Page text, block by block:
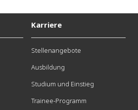
Karriere
Stellenangebote
Ausbildung
Studium und Einstieg
Trainee-Programm